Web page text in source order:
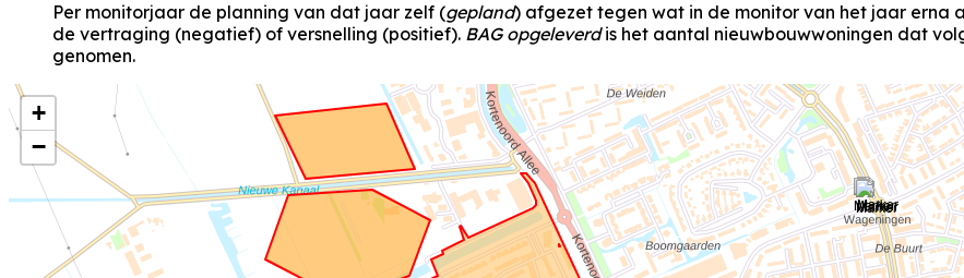
Per monitorjaar de planning van dat jaar zelf (gepland) afgezet tegen wat in de monitor van het jaar erna
de vertraging (negatief) of versnelling (positief). BAG opgeleverdis het aantal nieuwbouwwoningen dat
genomen.
+
−